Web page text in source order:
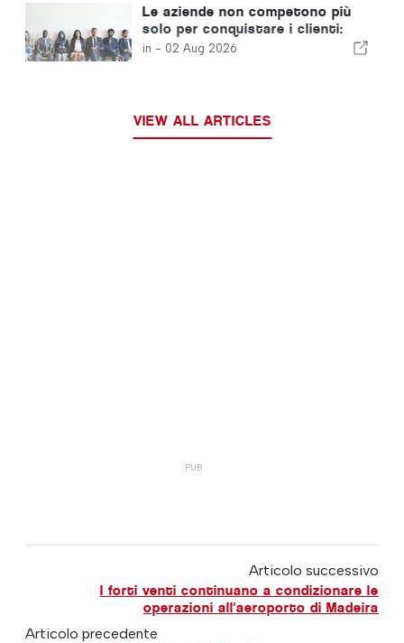
sull’intelligenza artificiale
Le aziende non competono più
solo per conquistare i clienti:
competono per attirare i talenti
in - 02 Aug 2026
VIEW ALL ARTICLES
Articolo successivo
I forti venti continuano a condizionare le
operazioni all'aeroporto di Madeira
Articolo precedente